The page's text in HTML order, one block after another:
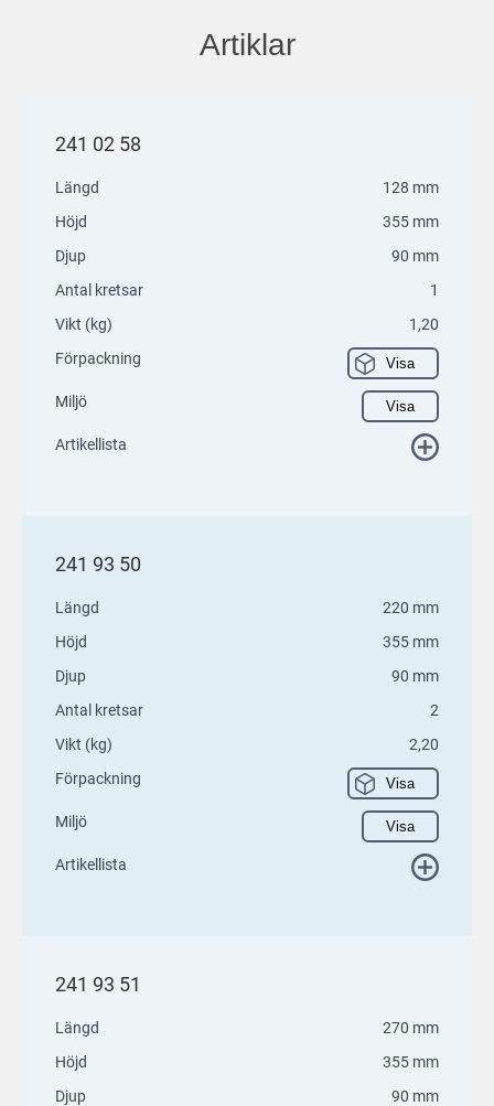
Artiklar
241 02 58
Längd
128 mm
Höjd
355 mm
Djup
90 mm
Antal kretsar
1
Vikt (kg)
1,20
Förpackning
Visa
Miljö Visa
Artikellista
241 93 50
Längd
220 mm
Höjd
355 mm
Djup
90 mm
Antal kretsar
2
Vikt (kg)
2,20
Förpackning
Visa
Miljö Visa
Artikellista
241 93 51
Längd
270 mm
Höjd
355 mm
Djup
90 mm